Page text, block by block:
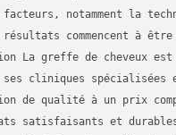
notamment la
commencent à être
La greffe de cheveux
cliniques spécialisées
de qualité à un prix
satisfaisants et